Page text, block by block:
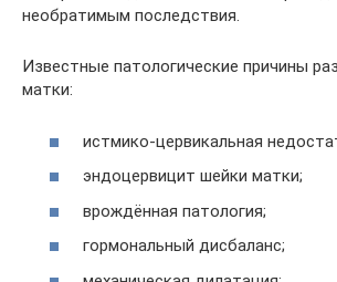
необратимым последствия.
Известные патологические причины
матки:
истмико-цервикальная
эндоцервицит шейки матки;
врождённая патология;
гормональный дисбаланс;